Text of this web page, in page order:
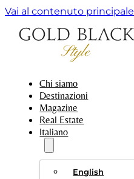
Vai al contenuto principale
Chi siamo
Destinazioni
Magazine
Real Estate
Italiano
English